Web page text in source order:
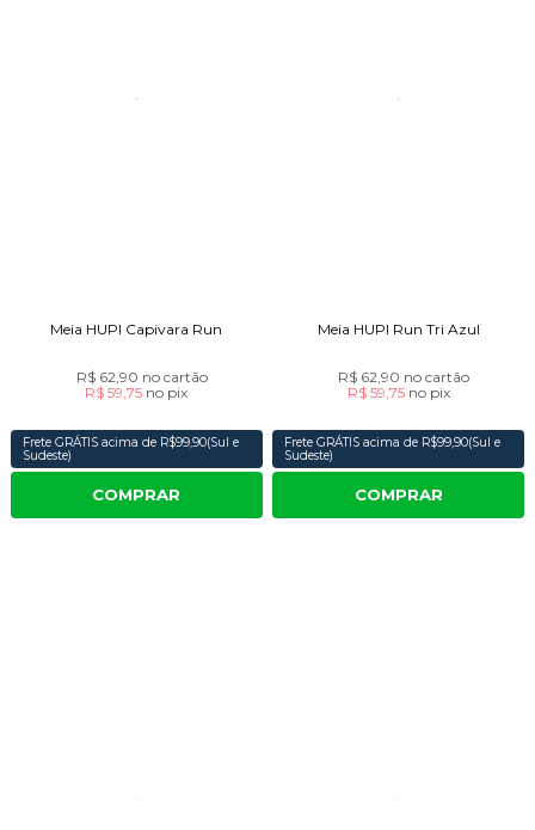
Meia HUPI Capivara Run
R$ 62,90 no cartão
R$ 59,75 no pix
Frete GRÁTIS acima de R$99,90(Sul e
Sudeste)
COMPRAR
Meia HUPI Run Tri Azul
R$ 62,90 no cartão
R$ 59,75 no pix
Frete GRÁTIS acima de R$99,90(Sul e
Sudeste)
COMPRAR